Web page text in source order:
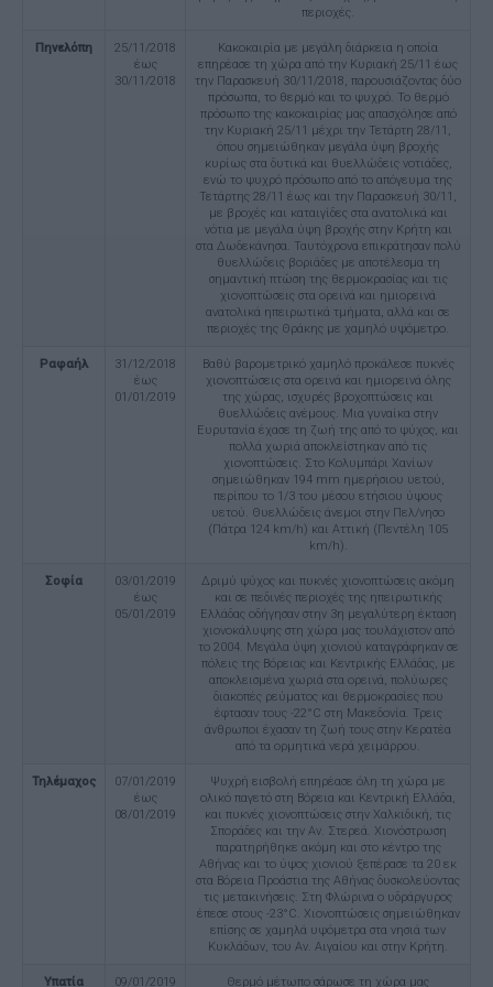
περιοχές.
Πηνελόπη
25/11/2018
έως
30/11/2018
Κακοκαιρία με μεγάλη διάρκεια η οποία
επηρέασε τη χώρα από την Κυριακή 25/11 έως
την Παρασκευή 30/11/2018, παρουσιάζοντας δύο
πρόσωπα, το θερμό και το ψυχρό. Το θερμό
πρόσωπο της κακοκαιρίας μας απασχόλησε από
την Κυριακή 25/11 μέχρι την Τετάρτη 28/11,
όπου σημειώθηκαν μεγάλα ύψη βροχής
κυρίως στα δυτικά και θυελλώδεις νοτιάδες,
ενώ το ψυχρό πρόσωπο από το απόγευμα της
Τετάρτης 28/11 έως και την Παρασκευή 30/11,
με βροχές και καταιγίδες στα ανατολικά και
νότια με μεγάλα ύψη βροχής στην Κρήτη και
στα Δωδεκάνησα. Ταυτόχρονα επικράτησαν πολύ
θυελλώδεις βοριάδες με αποτέλεσμα τη
σημαντική πτώση της θερμοκρασίας και τις
χιονοπτώσεις στα ορεινά και ημιορεινά
ανατολικά ηπειρωτικά τμήματα, αλλά και σε
περιοχές της Θράκης με χαμηλό υψόμετρο.
Ραφαήλ
31/12/2018
έως
01/01/2019
Βαθύ βαρομετρικό χαμηλό προκάλεσε πυκνές
χιονοπτώσεις στα ορεινά και ημιορεινά όλης
της χώρας, ισχυρές βροχοπτώσεις και
θυελλώδεις ανέμους. Μια γυναίκα στην
Ευρυτανία έχασε τη ζωή της από το ψύχος, και
πολλά χωριά αποκλείστηκαν από τις
χιονοπτώσεις. Στο Κολυμπάρι Χανίων
σημειώθηκαν 194 mm ημερήσιου υετού,
περίπου το 1/3 του μέσου ετήσιου ύψους
υετού. Θυελλώδεις άνεμοι στην Πελ/νησο
(Πάτρα 124 km/h) και Αττική (Πεντέλη 105
km/h).
Σοφία
03/01/2019
έως
05/01/2019
Δριμύ ψύχος και πυκνές χιονοπτώσεις ακόμη
και σε πεδινές περιοχές της ηπειρωτικής
Ελλάδας οδήγησαν στην 3η μεγαλύτερη έκταση
χιονοκάλυψης στη χώρα μας τουλάχιστον από
το 2004. Μεγάλα ύψη χιονιού καταγράφηκαν σε
πόλεις της Βόρειας και Κεντρικής Ελλάδας, με
αποκλεισμένα χωριά στα ορεινά, πολύωρες
διακοπές ρεύματος και θερμοκρασίες που
έφτασαν τους -22°C στη Μακεδονία. Τρεις
άνθρωποι έχασαν τη ζωή τους στην Κερατέα
από τα ορμητικά νερά χειμάρρου.
Τηλέμαχος
07/01/2019
έως
08/01/2019
Ψυχρή εισβολή επηρέασε όλη τη χώρα με
ολικό παγετό στη Βόρεια και Κεντρική Ελλάδα,
και πυκνές χιονοπτώσεις στην Χαλκιδική, τις
Σποράδες και την Αν. Στερεά. Χιονόστρωση
παρατηρήθηκε ακόμη και στο κέντρο της
Αθήνας και το ύψος χιονιού ξεπέρασε τα 20 εκ
στα Βόρεια Προάστια της Αθήνας δυσκολεύοντας
τις μετακινήσεις. Στη Φλώρινα ο υδράργυρος
έπεσε στους -23°C. Χιονοπτώσεις σημειώθηκαν
επίσης σε χαμηλά υψόμετρα στα νησιά των
Κυκλάδων, του Αν. Αιγαίου και στην Κρήτη.
Υπατία 09/01/2019 Θερμό μέτωπο σάρωσε τη χώρα μας